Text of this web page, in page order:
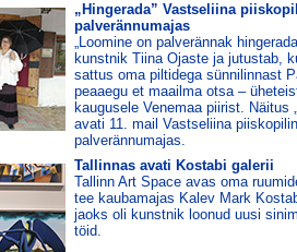
„Hingerada” Vastseliina
palverännumajas
„Loomine on palverännak
kunstnik Tiina Ojaste ja jutustab,
sattus oma piltidega sünnilinnast
peaaegu et maailma otsa –
kaugusele Venemaa piirist. Näitus
avati 11. mail Vastseliina
palverännumajas.
Tallinnas avati Kostabi galerii
Tallinn Art Space avas oma
tee kaubamajas Kalev Mark
jaoks oli kunstnik loonud uusi
töid.